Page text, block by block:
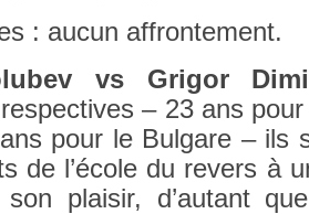
: aucun affron­te­ment.
vs Grigor
– 23 ans
pour le Bul­gare – ils
de l’école du re­v­ers à
plaisir, d’autant